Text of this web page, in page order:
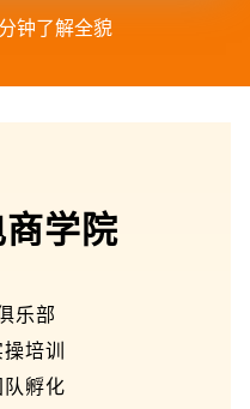
钟了解全貌
学院
乐部
培训
孵化